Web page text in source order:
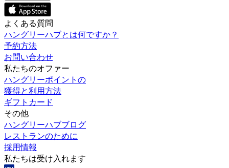
よくある質問
ハングリーハブとは何ですか？
予約方法
お問い合わせ
私たちのオファー
ハングリーポイントの
獲得と利用方法
ギフトカード
その他
ハングリーハブブログ
レストランのために
採用情報
私たちは受け入れます